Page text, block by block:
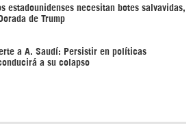
estadounidenses necesitan botes salvavidas,
de Trump
a A. Saudí: Persistir en políticas
a su colapso